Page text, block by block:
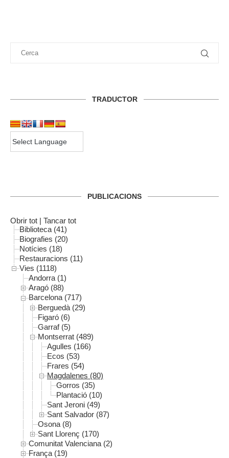
TRADUCTOR
PUBLICACIONS
Obrir tot | Tancar tot
Biblioteca (41)
Biografies (20)
Notícies (18)
Restauracions (11)
Vies (1118)
Andorra (1)
Aragó (88)
Barcelona (717)
Berguedà (29)
Figaró (6)
Garraf (5)
Montserrat (489)
Agulles (166)
Ecos (53)
Frares (54)
Magdalenes (80)
Gorros (35)
Plantació (10)
Sant Jeroni (49)
Sant Salvador (87)
Osona (8)
Sant Llorenç (170)
Comunitat Valenciana (2)
França (19)